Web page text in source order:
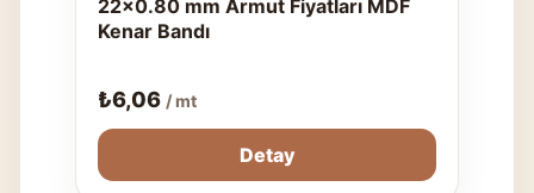
22x0.80 mm Armut Fiyatları MDF
Kenar Bandı
₺6,06 / mt
Detay